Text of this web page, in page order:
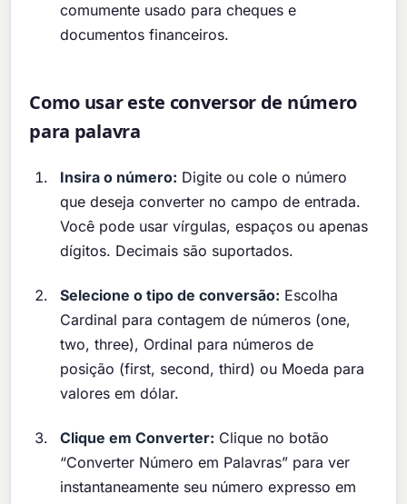
comumente usado para cheques e
documentos financeiros.
Como usar este conversor de número
para palavra
Insira o número: Digite ou cole o número
que deseja converter no campo de entrada.
Você pode usar vírgulas, espaços ou apenas
dígitos. Decimais são suportados.
Selecione o tipo de conversão: Escolha
Cardinal para contagem de números (one,
two, three), Ordinal para números de
posição (first, second, third) ou Moeda para
valores em dólar.
Clique em Converter: Clique no botão
“Converter Número em Palavras” para ver
instantaneamente seu número expresso em